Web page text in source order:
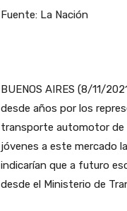
Fuente: La Nación
BUENOS AIRES (8/11/
desde años por los
transporte automotor de
jóvenes a este mercado
indicarían que a futuro
desde el Ministerio de